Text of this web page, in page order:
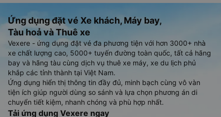
Ứng dụng đặt vé Xe khách, Máy bay,
Tàu hoả và Thuê xe
Vexere - ứng dụng đặt vé đa phương tiện với hơn 3000+ nhà
xe chất lượng cao, 5000+ tuyến đường toàn quốc, tất cả hãng
bay và hãng tàu cùng dịch vụ thuê xe máy, xe du lịch phủ
khắp các tỉnh thành tại Việt Nam.
Ứng dụng hiển thị thông tin đầy đủ, minh bạch cùng vô vàn
tiện ích giúp người dùng so sánh và lựa chọn phương án di
chuyển tiết kiệm, nhanh chóng và phù hợp nhất.
Tải ứng dụng Vexere ngay